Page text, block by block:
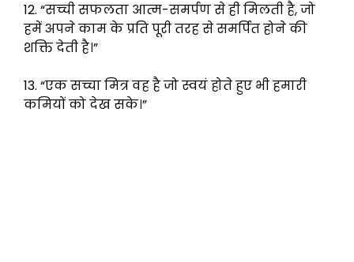
12. “सच्ची सफलता आत्म-समर्पण से ही मिलती है, जो
हमें अपने काम के प्रति पूरी तरह से समर्पित होने की
शक्ति देती है।”
13. “एक सच्चा मित्र वह है जो स्वयं होते हुए भी हमारी
कमियों को देख सके।”